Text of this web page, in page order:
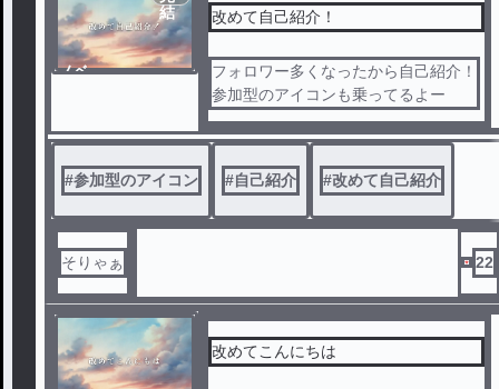
ノベ
結
改めて自己紹介！
フォロワー多くなったから自己紹介！
参加型のアイコンも乗ってるよー
#参加型のアイコン #自己紹介 #改めて自己紹介
そりゃぁ 22
改めてこんにちは